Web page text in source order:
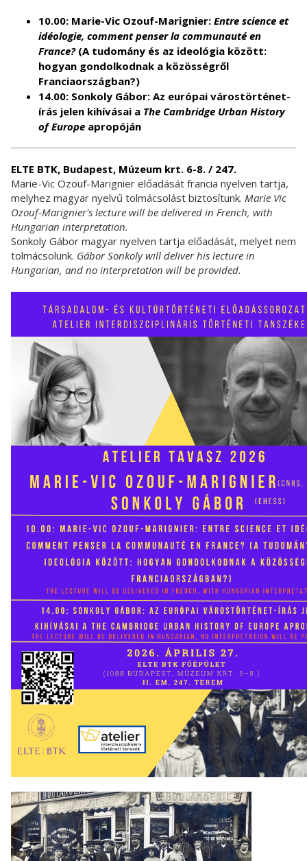
10.00: Marie-Vic Ozouf-Marignier: Entre science et
idéologie, comment penser la communauté en
France? (A tudomány és az ideológia között:
hogyan gondolkodnak a közösségről
Franciaországban?)
14.00: Sonkoly Gábor: Az európai várostörténet-
írás jelen kihívásai a The Cambridge Urban History
of Europe apropóján
ELTE BTK, Budapest, Múzeum krt. 6-8. / 247.
Marie-Vic Ozouf-Marignier előadását francia nyelven tartja,
melyhez magyar nyelvű tolmácsolást biztosítunk. Marie Vic
Ozouf-Marignier's lecture will be delivered in French, with
Hungarian interpretation.
Sonkoly Gábor magyar nyelven tartja előadását, melyet nem
tolmácsolunk. Gábor Sonkoly will deliver his lecture in
Hungarian, and no interpretation will be provided.